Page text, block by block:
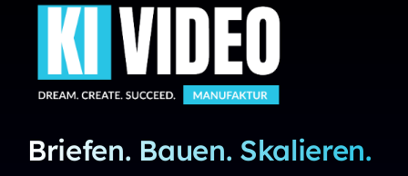
Briefen. Bauen. Skalieren.